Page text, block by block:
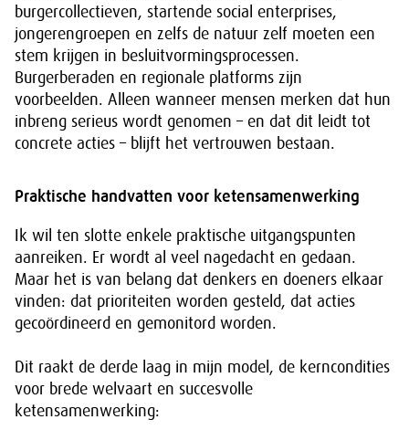
burgercollectieven, startende social enterprises,
jongerengroepen en zelfs de natuur zelf moeten een
stem krijgen in besluitvormingsprocessen.
Burgerberaden en regionale platforms zijn
voorbeelden. Alleen wanneer mensen merken dat hun
inbreng serieus wordt genomen – en dat dit leidt tot
concrete acties – blijft het vertrouwen bestaan.
Praktische handvatten voor ketensamenwerking
Ik wil ten slotte enkele praktische uitgangspunten
aanreiken. Er wordt al veel nagedacht en gedaan.
Maar het is van belang dat denkers en doeners elkaar
vinden: dat prioriteiten worden gesteld, dat acties
gecoördineerd en gemonitord worden.
Dit raakt de derde laag in mijn model, de kerncondities
voor brede welvaart en succesvolle
ketensamenwerking: